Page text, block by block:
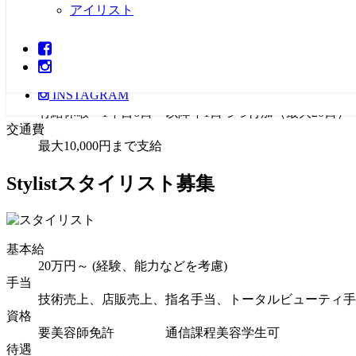
INSTAGRAM
アイリスト
要美容師免許 通信課程美容学生可
社会保険、厚生年金、雇用保険、労災保険完備
残業手当あり
週休2日制 月6日 長期休暇連続6日 年始休暇、慶
有給休暇 1年目6日 以降年1日づつ付加（最大20日）
交通費
最大10,000円まで支給
Stylistスタイリスト募集
基本給
20万円～ (経験、能力などを考慮)
手当
技術売上、店販売上、指名手当、トータルビューティ
資格
要美容師免許 通信課程美容学生可
待遇